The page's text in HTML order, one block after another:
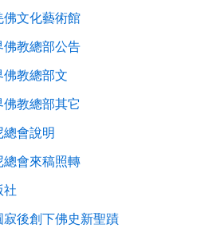
文化藝術館
教總部公告
教總部文
教總部其它
總會說明
總會來稿照轉
社
寂後創下佛史新聖蹟